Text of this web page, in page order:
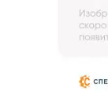
3D тур по